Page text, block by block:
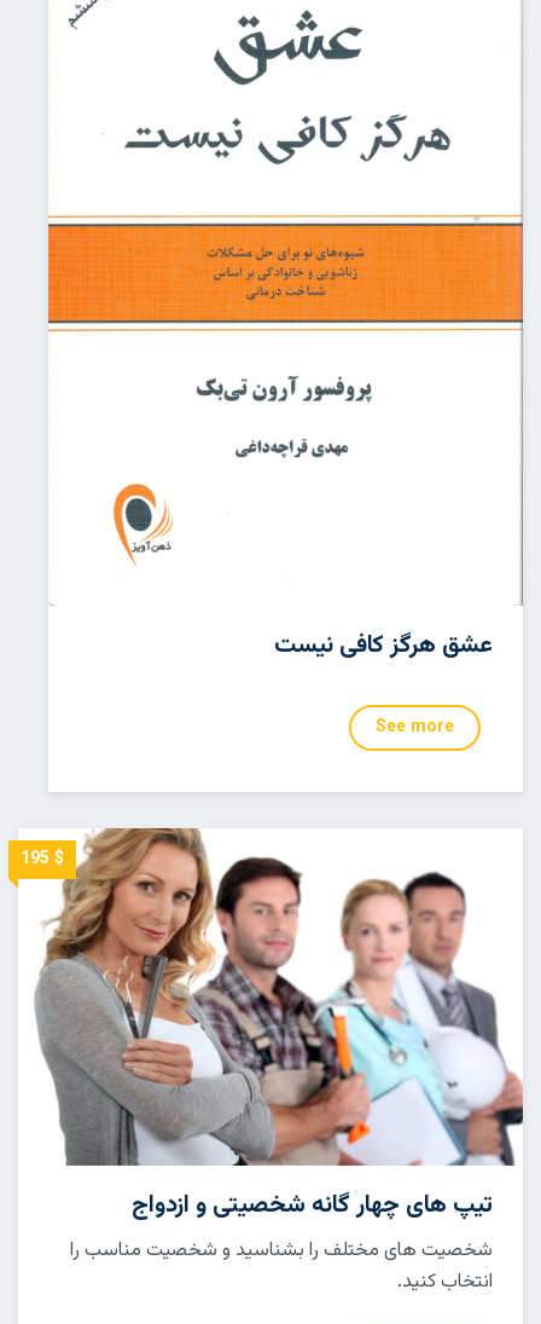
عشق هرگز کافی نیست
See more
$ 195
تیپ های چهار گانه شخصیتی و ازدواج
شخصیت های مختلف را بشناسید و شخصیت مناسب را
انتخاب کنید.